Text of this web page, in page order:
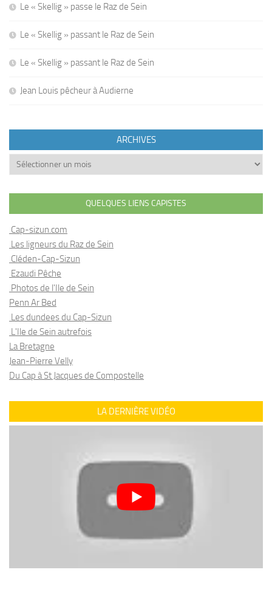
Le « Skellig » passe le Raz de Sein
Le « Skellig » passant le Raz de Sein
Le « Skellig » passant le Raz de Sein
Jean Louis pêcheur à Audierne
ARCHIVES
Archives
QUELQUES LIENS CAPISTES
Cap-sizun.com
Les ligneurs du Raz de Sein
Cléden-Cap-Sizun
Ezaudi Pêche
Photos de l'Ile de Sein
Penn Ar Bed
Les dundees du Cap-Sizun
L'Ile de Sein autrefois
La Bretagne
Jean-Pierre Velly
Du Cap à St Jacques de Compostelle
LA DERNIÈRE VIDÉO